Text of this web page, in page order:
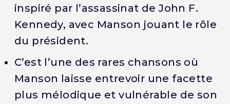
inspiré par l’assassinat de John F.
Kennedy, avec Manson jouant le rôle
du président.
C’est l’une des rares chansons où
Manson laisse entrevoir une facette
plus mélodique et vulnérable de son